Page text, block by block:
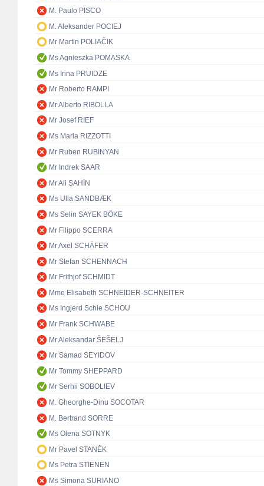
M. Paulo PISCO
M. Aleksander POCIEJ
Mr Martin POLIAČIK
Ms Agnieszka POMASKA
Ms Irina PRUIDZE
Mr Roberto RAMPI
Mr Alberto RIBOLLA
Mr Josef RIEF
Ms Maria RIZZOTTI
Mr Ruben RUBINYAN
Mr Indrek SAAR
Mr Ali ŞAHİN
Ms Ulla SANDBÆK
Ms Selin SAYEK BÖKE
Mr Filippo SCERRA
Mr Axel SCHÄFER
Mr Stefan SCHENNACH
Mr Frithjof SCHMIDT
Mme Elisabeth SCHNEIDER-SCHNEITER
Ms Ingjerd Schie SCHOU
Mr Frank SCHWABE
Mr Aleksandar ŠEŠELJ
Mr Samad SEYIDOV
Mr Tommy SHEPPARD
Mr Serhii SOBOLIEV
M. Gheorghe-Dinu SOCOTAR
M. Bertrand SORRE
Ms Olena SOTNYK
Mr Pavel STANĚK
Ms Petra STIENEN
Ms Simona SURIANO